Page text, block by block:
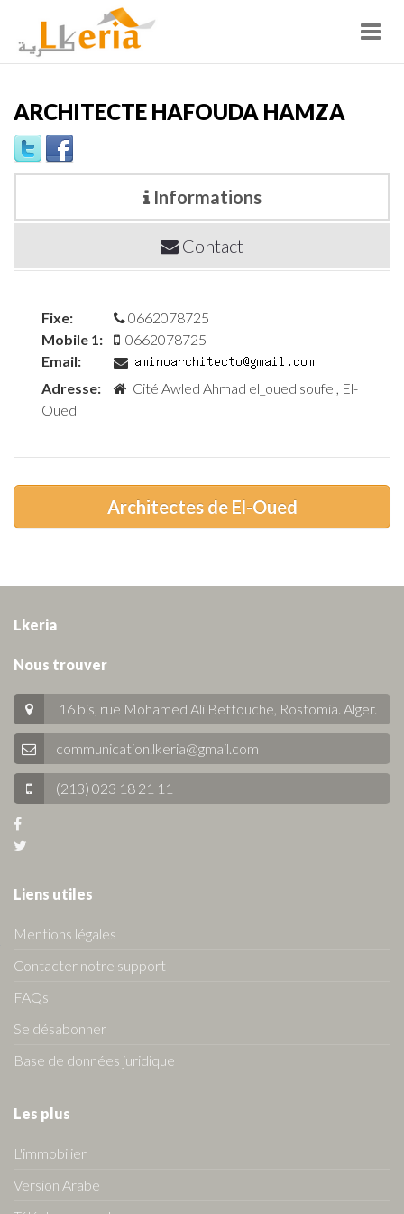
ARCHITECTE HAFOUDA HAMZA
Informations
Contact
Fixe:
0662078725
Mobile 1:
0662078725
Email:
Adresse:
Cité Awled Ahmad el_oued soufe , El-
Oued
Architectes de El-Oued
Lkeria
Nous trouver
16 bis, rue Mohamed Ali Bettouche, Rostomia. Alger.
communication.lkeria@gmail.com
(213) 023 18 21 11
Liens utiles
Mentions légales
Contacter notre support
FAQs
Se désabonner
Base de données juridique
Les plus
L'immobilier
Version Arabe